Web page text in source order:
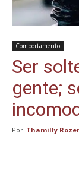
Comportamento
Ser
gente;
Por Thamilly